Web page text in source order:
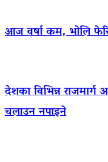
आज वर्षा कम, भोलि
देशका विभिन्न
चलाउन नपाइने